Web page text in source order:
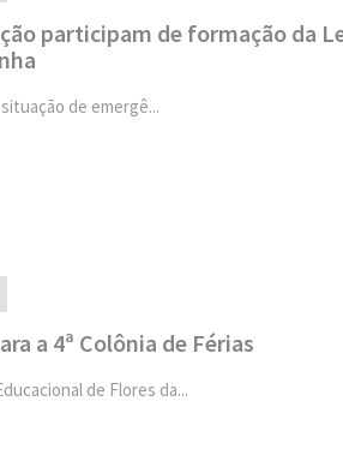
participam de formação da
de emergê...
a 4ª Colônia de Férias
de Flores da...